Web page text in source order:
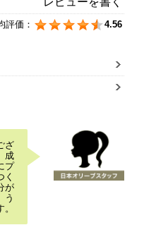
評価： 4.56
ざ
成
プ
く
が
う